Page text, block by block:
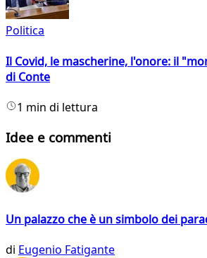
Politica
Il Covid, le mascherine, l'onore: il
di Conte
1 min di lettura
Idee e commenti
Un palazzo che è un simbolo dei
di Eugenio Fatigante